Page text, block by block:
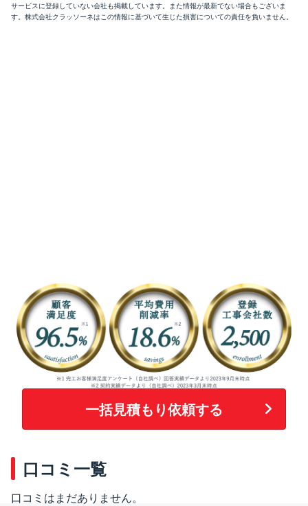
サービスに登録していない会社も掲載しています。また情報が最新でない場合もございま
す。株式会社クラッソーネはこの情報に基づいて生じた損害についての責任を負いません。
一括見積もり依頼する
口コミ一覧
口コミはまだありません。